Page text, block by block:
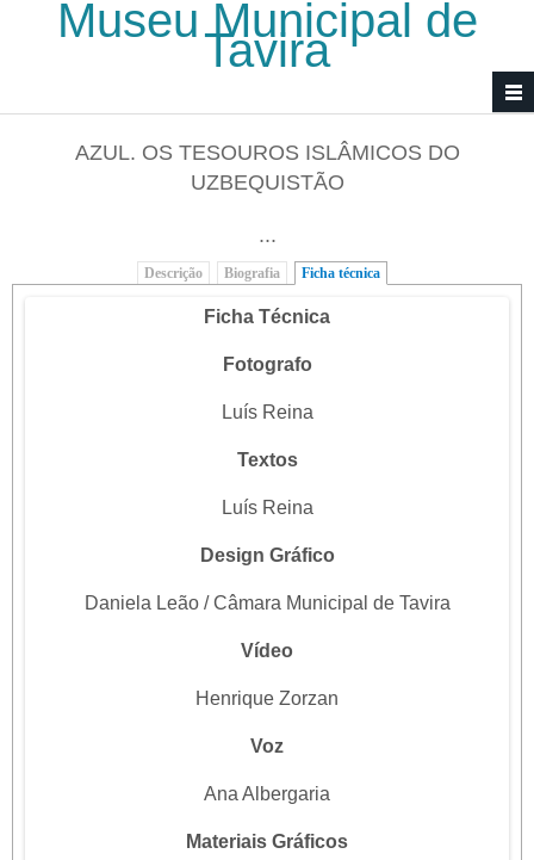
Passar para o conteúdo principal
Museu Municipal de
Tavira
AZUL. OS TESOUROS ISLÂMICOS DO
UZBEQUISTÃO
...
Descrição Biografia Ficha técnica
Ficha Técnica
Fotografo
Luís Reina
Textos
Luís Reina
Design Gráfico
Daniela Leão / Câmara Municipal de Tavira
Vídeo
Henrique Zorzan
Voz
Ana Albergaria
Materiais Gráficos